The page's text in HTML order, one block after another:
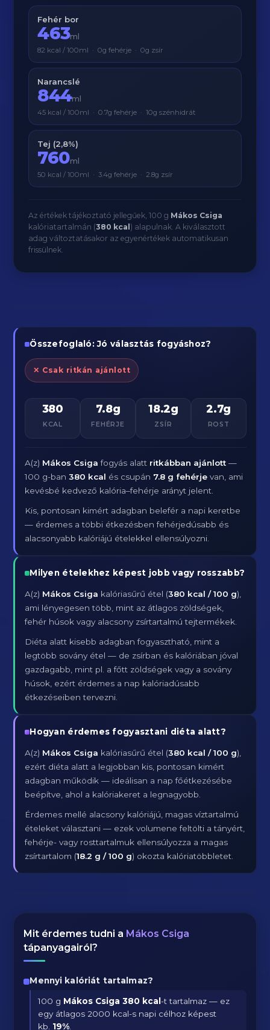
Fehér bor
463ml
82 kcal / 100ml · 0g fehérje · 0g zsír
Narancslé
844ml
45 kcal / 100ml · 0.7g fehérje · 10g szénhidrát
Tej (2,8%)
760ml
50 kcal / 100ml · 3.4g fehérje · 2.8g zsír
Az értékek tájékoztató jellegűek, 100 g Mákos Csiga
kalóriatartalmán (380 kcal ) alapulnak. A kiválasztott
adag változtatásakor az egyenértékek automatikusan
frissülnek.
Összefoglaló: Jó választás fogyáshoz?
✕ Csak ritkán ajánlott
380
KCAL
7.8g
FEHÉRJE
18.2g
ZSÍR
2.7g
ROST
A(z) Mákos Csiga fogyás alatt ritkábban ajánlott —
100 g-ban380 kcal és csupán 7.8 g fehérje van, ami
kevésbé kedvező kalória–fehérje arányt jelent.
Kis, pontosan kimért adagban belefér a napi keretbe
— érdemes a többi étkezésben fehérjedúsabb és
alacsonyabb kalóriájú ételekkel ellensúlyozni.
Milyen ételekhez képest jobb vagy rosszabb?
A(z) Mákos Csiga kalóriasűrű étel (380 kcal / 100 g),
ami lényegesen több, mint az átlagos zöldségek,
fehér húsok vagy alacsony zsírtartalmú tejtermékek.
Diéta alatt kisebb adagban fogyasztható, mint a
legtöbb sovány étel — de zsírban és kalóriában jóval
gazdagabb, mint pl. a főtt zöldségek vagy a sovány
húsok, ezért érdemes a nap kalóriadúsabb
étkezéseiben tervezni.
Hogyan érdemes fogyasztani diéta alatt?
A(z) Mákos Csiga kalóriasűrű étel (380 kcal / 100 g),
ezért diéta alatt a legjobban kis, pontosan kimért
adagban működik — ideálisan a nap főétkezésébe
beépítve, ahol a kalóriakeret a legnagyobb.
Érdemes mellé alacsony kalóriájú, magas víztartalmú
ételeket választani — ezek volumene feltölti a tányért,
fehérje- vagy rosttartalmuk ellensúlyozza a magas
zsírtartalom (18.2 g / 100 g) okozta kalóriatöbbletet.
Mit érdemes tudni a Mákos Csiga
tápanyagairól?
Mennyi kalóriát tartalmaz?
100 g Mákos Csiga 380 kcal-t tartalmaz — ez
egy átlagos 2000 kcal-s napi célhoz képest
kb. 19%